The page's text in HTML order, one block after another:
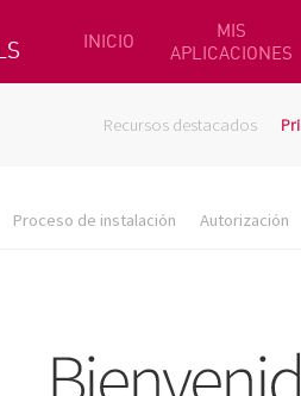
INICIO
MIS
APLICACIONES
Recursos destacados
Proceso de instalación Autorización